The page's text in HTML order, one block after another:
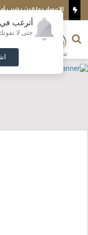
أترغب في
حتى لا
الإعصار دولفين يضرب
الناشر و